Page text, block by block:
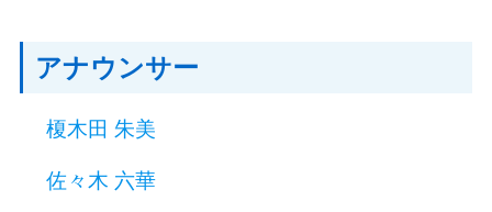
アナウンサー
榎木田 朱美
佐々木 六華